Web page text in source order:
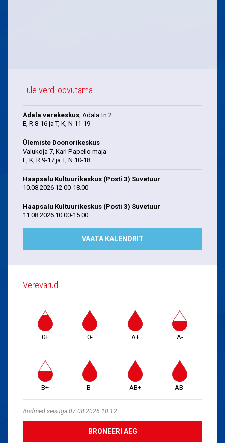
Tule verd loovutama
Ädala verekeskus , Ädala tn 2
E, R 8-16 ja T, K, N 11-19
Ülemiste Doonorikeskus
Valukoja 7, Karl Papello maja
E, K, R 9-17 ja T, N 10-18
Haapsalu Kultuurikeskus (Posti 3) Suvetuur
10.08.2026 12.00-18.00
Haapsalu Kultuurikeskus (Posti 3) Suvetuur
11.08.2026 10.00-15.00
VAATA KALENDRIT
Verevarud
0+ 0- A+ A-
B+ B- AB+ AB-
Andmed seisuga 07.08.2026 10:12
BRONEERI AEG